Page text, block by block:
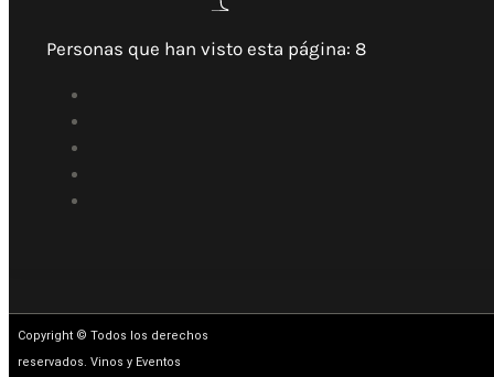
Personas que han visto esta página: 8
Copyright © Todos los derechos
reservados. Vinos y Eventos